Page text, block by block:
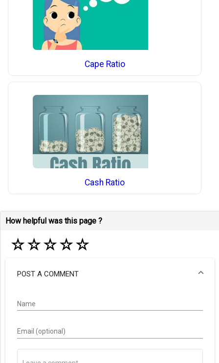
Cape Ratio
Cash Ratio
How helpful was this page ?
☆☆☆☆☆
POST A COMMENT
Name
Email (optional)